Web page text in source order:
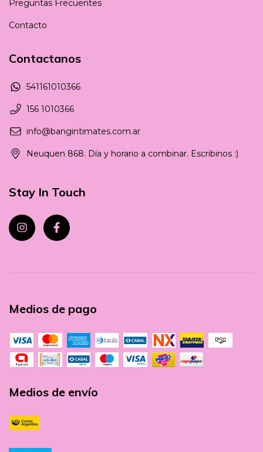
Preguntas Frecuentes
Contacto
Contactanos
541161010366
156 1010366
info@bangintimates.com.ar
Neuquen 868. Día y horario a combinar. Escribinos :)
Stay In Touch
Medios de pago
Medios de envío